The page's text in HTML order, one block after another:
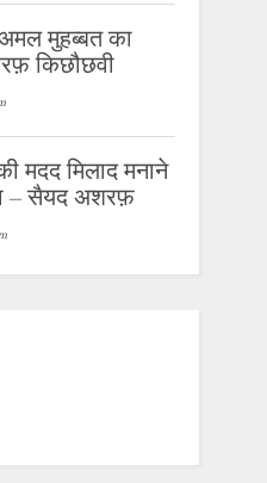
मुहब्बत का
किछौछवी
मदद मिलाद मनाने
– सैयद अशरफ़